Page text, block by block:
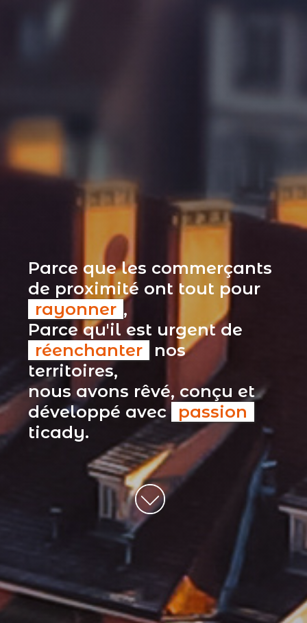
Parce que les commerçants
de proximité ont tout pour
rayonner ,
Parce qu'il est urgent de
réenchanter
nos
territoires,
nous avons rêvé, conçu et
développé avec passion
ticady.